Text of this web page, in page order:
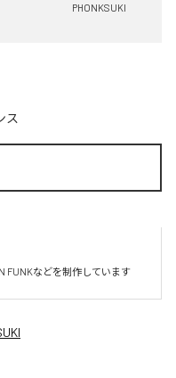
PHONKSUKI
ス
FUNKなどを制作しています